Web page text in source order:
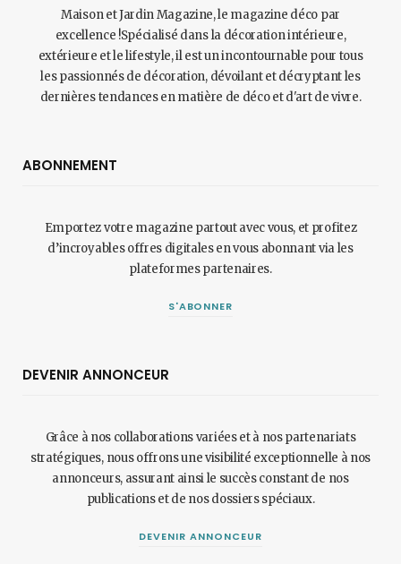
Maison et Jardin Magazine, le magazine déco par
excellence !Spécialisé dans la décoration intérieure,
extérieure et le lifestyle, il est un incontournable pour tous
les passionnés de décoration, dévoilant et décryptant les
dernières tendances en matière de déco et d'art de vivre.
ABONNEMENT
Emportez votre magazine partout avec vous, et profitez
d’incroyables offres digitales en vous abonnant via les
plateformes partenaires.
S'ABONNER
DEVENIR ANNONCEUR
Grâce à nos collaborations variées et à nos partenariats
stratégiques, nous offrons une visibilité exceptionnelle à nos
annonceurs, assurant ainsi le succès constant de nos
publications et de nos dossiers spéciaux.
DEVENIR ANNONCEUR